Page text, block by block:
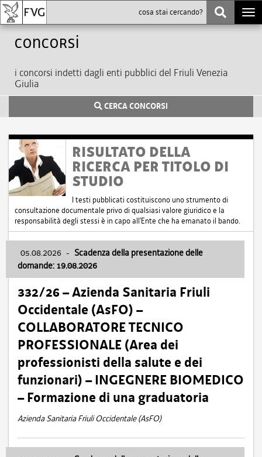
Concorsi
i concorsi indetti dagli enti pubblici del Friuli Venezia
Giulia
CERCA CONCORSI
RISULTATO DELLA
RICERCA PER TITOLO DI
STUDIO
I testi pubblicati costituiscono uno strumento di
consultazione documentale privo di qualsiasi valore giuridico e la
responsabilità degli stessi è in capo all'Ente che ha emanato il bando.
05.08.2026 - Scadenza della presentazione delle
domande: 19.08.2026
332/26 – Azienda Sanitaria Friuli
Occidentale (AsFO) –
COLLABORATORE TECNICO
PROFESSIONALE (Area dei
professionisti della salute e dei
funzionari) – INGEGNERE BIOMEDICO
– Formazione di una graduatoria
Azienda Sanitaria Friuli Occidentale (AsFO)